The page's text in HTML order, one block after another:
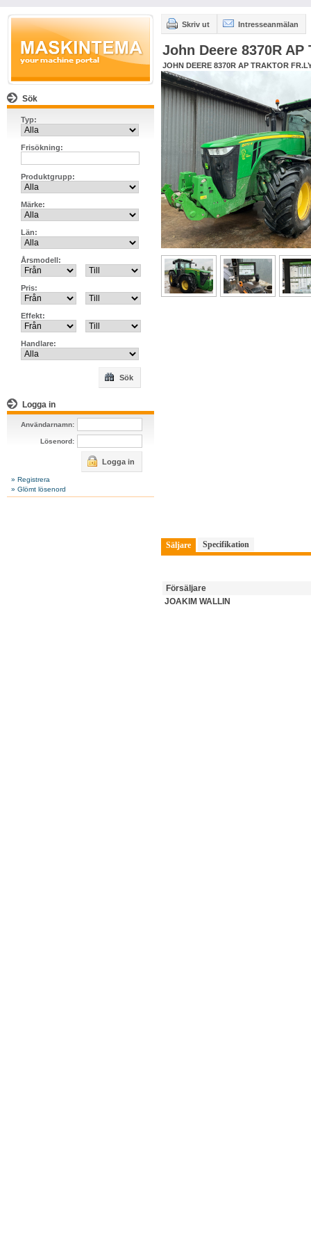
Sök
Typ:
Frisökning:
Produktgrupp:
Märke:
Län:
Årsmodell:
Pris:
Effekt:
Handlare:
Sök
Logga in
Användarnamn:
Lösenord:
Logga in
» Registrera
» Glömt lösenord
Skriv ut Intresseanmälan
John Deere 8370R AP
JOHN DEERE 8370R AP TRAKTOR
Säljare Specifikation
Försäljare
JOAKIM WALLIN